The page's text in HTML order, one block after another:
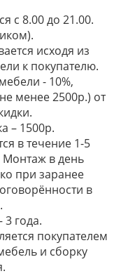
с 8.00 до 21.00.
исходя из
к покупателю.
- 10%,
менее 2500р.) от
– 1500р.
в течение 1-5
Монтаж в день
при заранее
в
3 года.
покупателем
и сборку